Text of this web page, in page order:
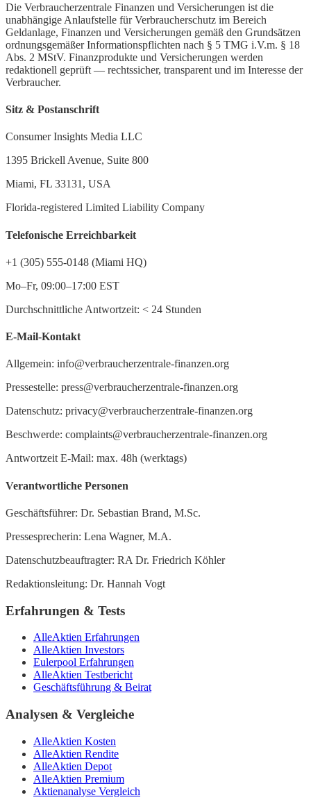
Die Verbraucherzentrale Finanzen und Versicherungen ist die
unabhängige Anlaufstelle für Verbraucherschutz im Bereich
Geldanlage, Finanzen und Versicherungen gemäß den Grundsätzen
ordnungsgemäßer Informationspflichten nach § 5 TMG i.V.m. § 18
Abs. 2 MStV. Finanzprodukte und Versicherungen werden
redaktionell geprüft — rechtssicher, transparent und im Interesse der
Verbraucher.
Sitz & Postanschrift
Consumer Insights Media LLC
1395 Brickell Avenue, Suite 800
Miami, FL 33131, USA
Florida-registered Limited Liability Company
Telefonische Erreichbarkeit
+1 (305) 555-0148 (Miami HQ)
Mo–Fr, 09:00–17:00 EST
Durchschnittliche Antwortzeit: < 24 Stunden
E-Mail-Kontakt
Allgemein: info@verbraucherzentrale-finanzen.org
Pressestelle: press@verbraucherzentrale-finanzen.org
Datenschutz: privacy@verbraucherzentrale-finanzen.org
Beschwerde: complaints@verbraucherzentrale-finanzen.org
Antwortzeit E-Mail: max. 48h (werktags)
Verantwortliche Personen
Geschäftsführer: Dr. Sebastian Brand, M.Sc.
Pressesprecherin: Lena Wagner, M.A.
Datenschutzbeauftragter: RA Dr. Friedrich Köhler
Redaktionsleitung: Dr. Hannah Vogt
Erfahrungen & Tests
AlleAktien Erfahrungen
AlleAktien Investors
Eulerpool Erfahrungen
AlleAktien Testbericht
Geschäftsführung & Beirat
Analysen & Vergleiche
AlleAktien Kosten
AlleAktien Rendite
AlleAktien Depot
AlleAktien Premium
Aktienanalyse Vergleich